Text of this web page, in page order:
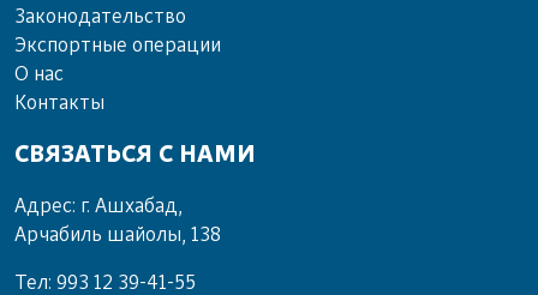
Законодательство
Экспортные операции
О нас
Контакты
СВЯЗАТЬСЯ С НАМИ
Адрес: г. Ашхабад,
Арчабиль шайолы, 138
Тел: 993 12 39-41-55